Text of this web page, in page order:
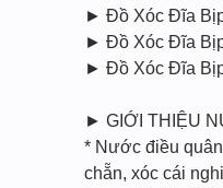
► Đồ Xóc Đĩa
► Đồ Xóc Đĩa
► Đồ Xóc Đĩa Bịp
► GIỚI THIỆU
* Nước điều
chẵn, xóc cái